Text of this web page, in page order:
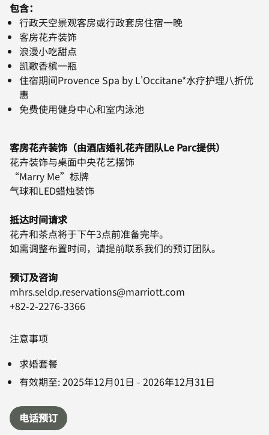
包含：
行政天空景观客房或行政套房住宿一晚
客房花卉装饰
浪漫小吃甜点
凯歌香槟一瓶
住宿期间Provence Spa by L'Occitane*水疗护理八折优
惠
免费使用健身中心和室内泳池
客房花卉装饰（由酒店婚礼花卉团队Le Parc提供）
花卉装饰与桌面中央花艺摆饰
“Marry Me”标牌
气球和LED蜡烛装饰
抵达时间请求
花卉和茶点将于下午3点前准备完毕。
如需调整布置时间，请提前联系我们的预订团队。
预订及咨询
mhrs.seldp.reservations@marriott.com
+82-2-2276-3366
注意事项
求婚套餐
有效期至:2025年12月01日 - 2026年12月31日
电话预订